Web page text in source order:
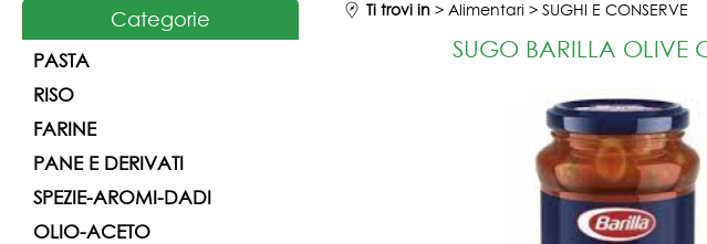
Categorie
PASTA
RISO
FARINE
PANE E DERIVATI
SPEZIE-AROMI-DADI
OLIO-ACETO
Ti trovi in Alimentari SUGHI E CONSERVE
SUGO BARILLA OLIVE